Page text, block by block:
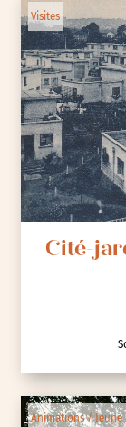
Visites
Cité-
Animations / Jeune